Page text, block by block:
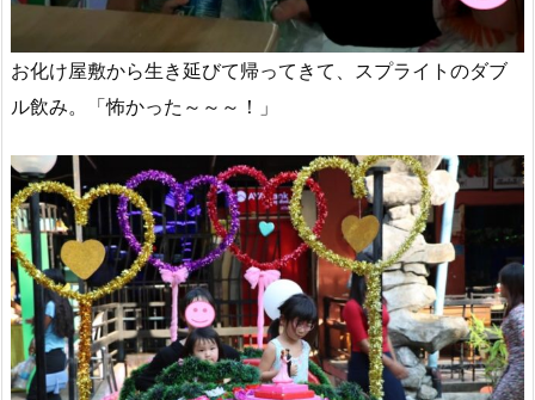
お化け屋敷から生き延びて帰ってきて、スプライトのダブ
ル飲み。「怖かった～～～！」